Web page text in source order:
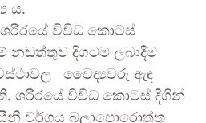
ය.
ශරීරයේ විවිධ කොටස්
දිගටම ලබාදීම
වෛද්‍යවරු ඇඳ
ශරීරයේ විවිධ කොටස් දිගින්
වර්ගය බලාපොරොත්තු